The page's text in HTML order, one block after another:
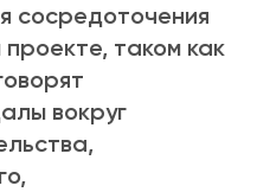
сосредоточения
таком как
вокруг